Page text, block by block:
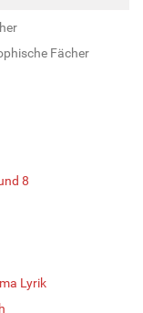
Fächer
8
Lyrik